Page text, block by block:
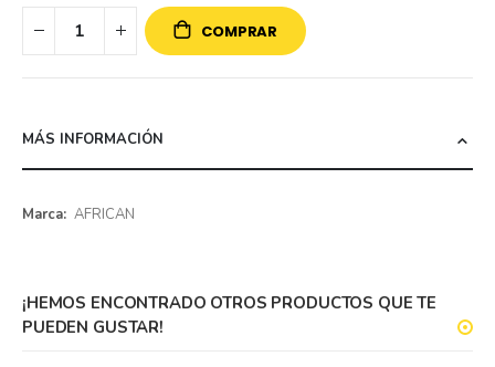
COMPRAR
MÁS INFORMACIÓN
Más
AFRICAN
¡HEMOS ENCONTRADO OTROS PRODUCTOS QUE TE
PUEDEN GUSTAR!